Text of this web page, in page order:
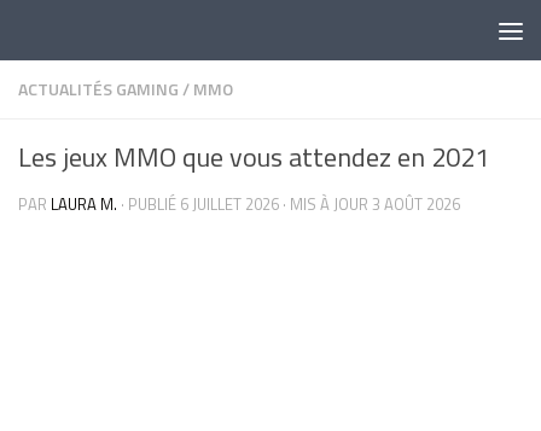
ACTUALITÉS GAMING/MMO
Les jeux MMO que vous attendez en 2021
PAR LAURA M. · PUBLIÉ 6 JUILLET 2026 · MIS À JOUR 3 AOÛT 2026